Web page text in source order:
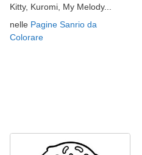
Kitty, Kuromi, My Melody...
nelle Pagine Sanrio da
Colorare